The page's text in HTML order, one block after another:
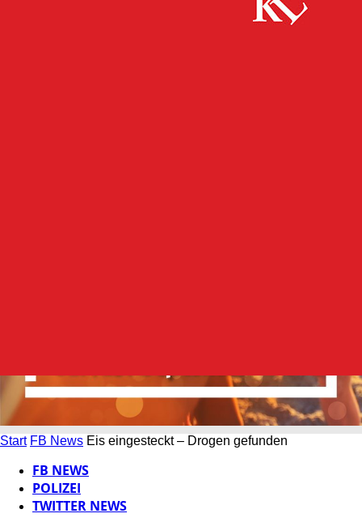
Start FB News Eis eingesteckt – Drogen gefunden
FB NEWS
POLIZEI
TWITTER NEWS